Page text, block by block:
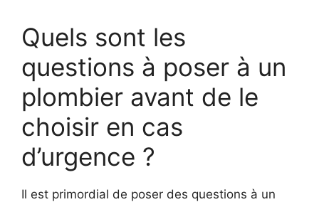
Quels sont les
questions à poser à un
plombier avant de le
choisir en cas
d’urgence ?
Il est primordial de poser des questions à un